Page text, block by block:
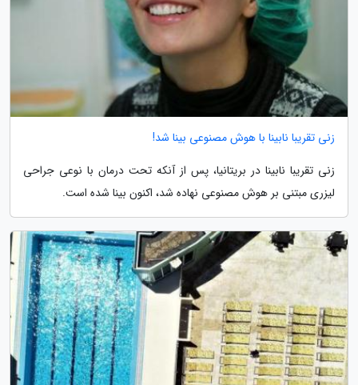
زنی تقریبا نابینا با هوش مصنوعی بینا شد!
زنی تقریبا نابینا در بریتانیا، پس از آنکه تحت درمان با نوعی جراحی
لیزری مبتنی بر هوش مصنوعی نهاده شد، اکنون بینا شده است.